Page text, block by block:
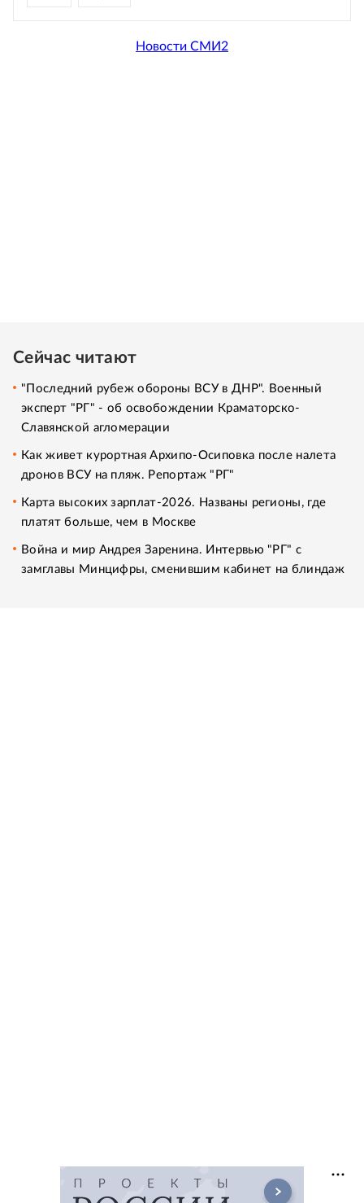
Новости СМИ2
Сейчас читают
"Последний рубеж обороны ВСУ в ДНР". Военный
эксперт "РГ" - об освобождении Краматорско-
Славянской агломерации
Как живет курортная Архипо-Осиповка после налета
дронов ВСУ на пляж. Репортаж "РГ"
Карта высоких зарплат-2026. Названы регионы, где
платят больше, чем в Москве
Война и мир Андрея Заренина. Интервью "РГ" с
замглавы Минцифры, сменившим кабинет на блиндаж